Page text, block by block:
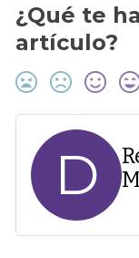
¿Qué te
artículo?
D